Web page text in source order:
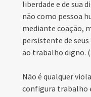
liberdade e de sua
não como pessoa
mediante coação,
persistente de
ao trabalho digno.
Não é qualquer
configura trabalho